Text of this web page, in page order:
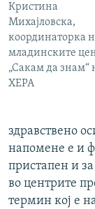
Кристина
Михајловска,
координаторка
младинските
„Сакам да знам“
ХЕРА
здравствено
напомене е и
пристапен и
во центрите
термин кој е